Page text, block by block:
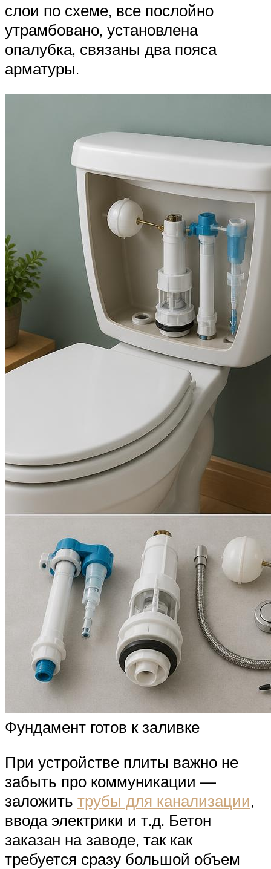
слои по схеме, все послойно
утрамбовано, установлена
опалубка, связаны два пояса
арматуры.
Фундамент готов к заливке
При устройстве плиты важно не
забыть про коммуникации —
заложить трубы для канализации,
ввода электрики и т.д. Бетон
заказан на заводе, так как
требуется сразу большой объем